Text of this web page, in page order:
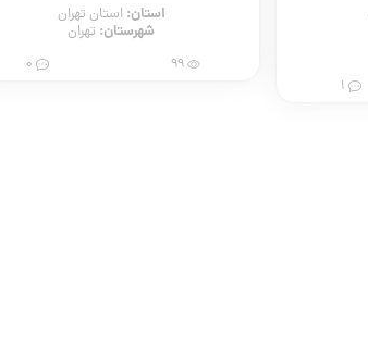
استان:استان تهران
شهرستان: تهران
99